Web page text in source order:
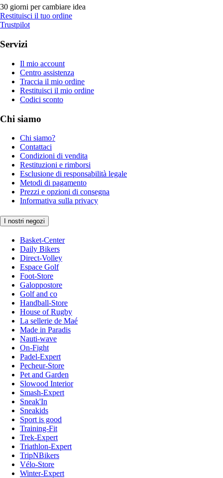
30 giorni per cambiare idea
Restituisci il tuo ordine
Trustpilot
Servizi
Il mio account
Centro assistenza
Traccia il mio ordine
Restituisci il mio ordine
Codici sconto
Chi siamo
Chi siamo?
Contattaci
Condizioni di vendita
Restituzioni e rimborsi
Esclusione di responsabilità legale
Metodi di pagamento
Prezzi e opzioni di consegna
Informativa sulla privacy
I nostri negozi
Basket-Center
Daily Bikers
Direct-Volley
Espace Golf
Foot-Store
Galoppostore
Golf and co
Handball-Store
House of Rugby
La sellerie de Maé
Made in Paradis
Nauti-wave
On-Fight
Padel-Expert
Pecheur-Store
Pet and Garden
Slowood Interior
Smash-Expert
Sneak'In
Sneakids
Sport is good
Training-Fit
Trek-Expert
Triathlon-Expert
TripNBikers
Vélo-Store
Winter-Expert